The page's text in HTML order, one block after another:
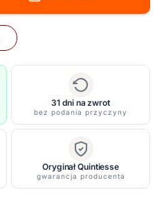
31 dni na zwrot
bez podania przyczyny
Oryginał Quintiesse
gwarancja producenta